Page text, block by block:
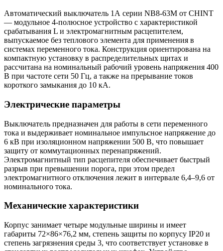
Автоматический выключатель 1А серии NB8-63M от CHINT
— модульное 4-полюсное устройство с характеристикой
срабатывания L и электромагнитным расцепителем,
выпускаемое без теплового элемента для применения в
системах переменного тока. Конструкция ориентирована на
компактную установку в распределительных щитах и
рассчитана на номинальный рабочий уровень напряжения 400
В при частоте сети 50 Гц, а также на прерывание токов
короткого замыкания до 10 кА.
Электрические параметры
Выключатель предназначен для работы в сети переменного
тока и выдерживает номинальное импульсное напряжение до
6 кВ при изоляционном напряжении 500 В, что повышает
защиту от коммутационных перенапряжений.
Электромагнитный тип расцепителя обеспечивает быстрый
разрыв при превышении порога, при этом предел
электромагнитного отключения лежит в интервале 6,4–9,6 от
номинального тока.
Механические характеристики
Корпус занимает четыре модульные ширины и имеет
габариты 72×86×76,2 мм, степень защиты по корпусу IP20 и
степень загрязнения среды 3, что соответствует установке в